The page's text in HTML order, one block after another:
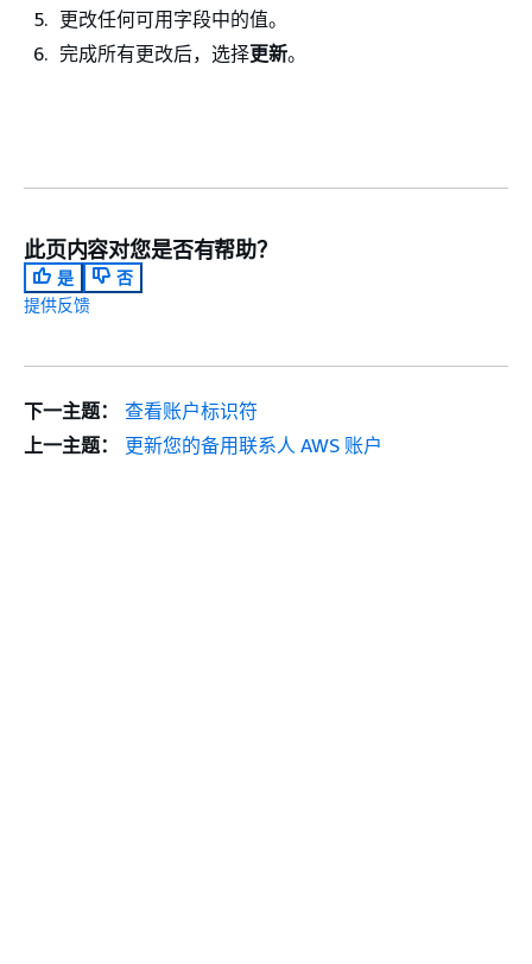
更改任何可用字段中的值。
完成所有更改后，选择更新。
此页内容对您是否有帮助？
是
否
提供反馈
下一主题：
查看账户标识符
上一主题：
更新您的备用联系人 AWS 账户